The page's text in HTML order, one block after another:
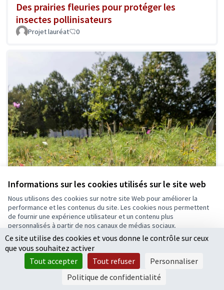
Informations sur les cookies utilisés sur le site web
Nous utilisons des cookies sur notre site Web pour améliorer la
performance et les contenus du site. Les cookies nous permettent
de fournir une expérience utilisateur et un contenu plus
personnalisés à partir de nos canaux de médias sociaux.
Tout accepter
Accepter seulement les cookies essentiels
Paramètres
Des prairies fleuries pour protéger les
insectes pollinisateurs
Projet lauréat 0
Ce site utilise des cookies et vous donne le contrôle sur ceux
que vous souhaitez activer
Tout accepter
Tout refuser
Personnaliser
Politique de confidentialité